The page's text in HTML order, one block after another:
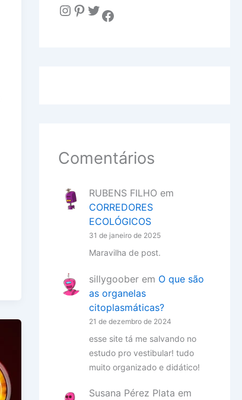
Instagram Pinterest Twitter Facebook
Comentários
RUBENS FILHO em
CORREDORES
ECOLÓGICOS
31 de janeiro de 2025
Maravilha de post.
sillygooberem O que são
as organelas
citoplasmáticas?
21 de dezembro de 2024
esse site tá me salvando no
estudo pro vestibular! tudo
muito organizado e didático!
Susana Pérez Plata em